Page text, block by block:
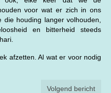
voor wat er zich in ons
houding langer volhouden,
en bitterheid steeds
afzetten. Al wat er voor nodig
Volgend bericht